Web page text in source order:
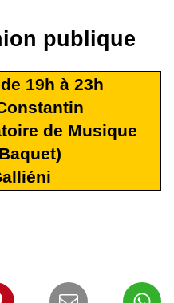
publique
19h à 23h
de Musique